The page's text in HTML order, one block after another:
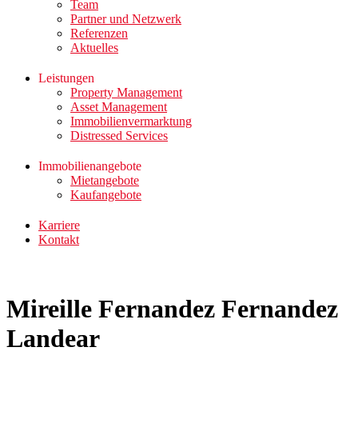
Team
Partner und Netzwerk
Referenzen
Aktuelles
Leistungen
Property Management
Asset Management
Immobilienvermarktung
Distressed Services
Immobilienangebote
Mietangebote
Kaufangebote
Karriere
Kontakt
Mireille Fernandez Fernandez
Landear